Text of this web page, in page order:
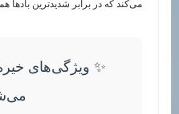
می‌کند که در برابر شدیدترین بادها
✨ ویژگی‌های